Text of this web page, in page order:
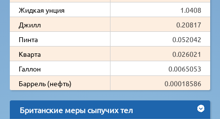
Жидкая унция
1.0408
Джилл
0.20817
Пинта
0.052042
Кварта
0.026021
Галлон
0.0065053
Баррель (нефть)
0.00018586
Британские меры сыпучих тел